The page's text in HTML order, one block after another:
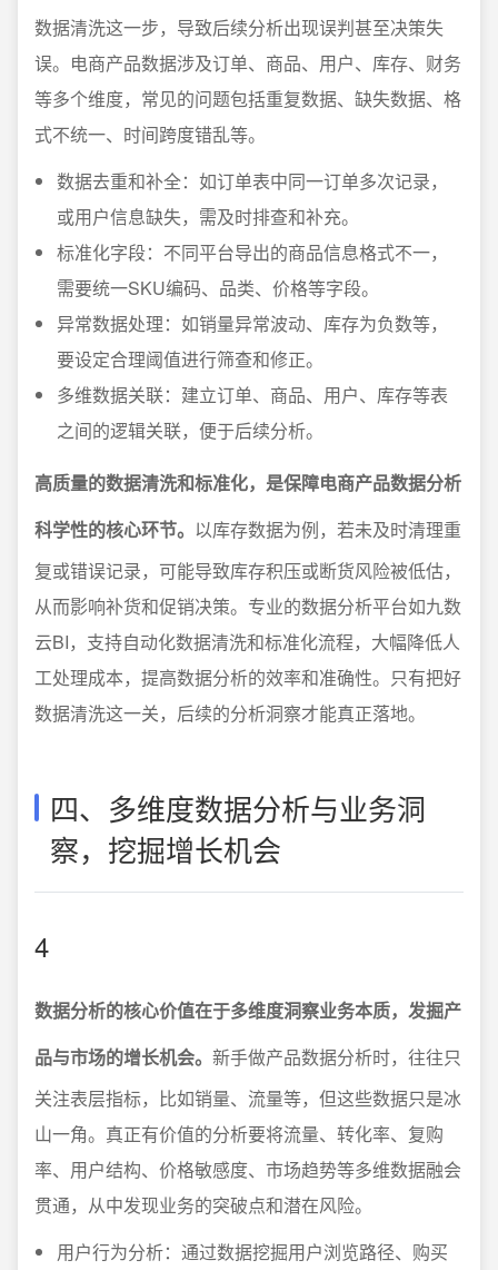
数据清洗这一步，导致后续分析出现误判甚至决策失
误。电商产品数据涉及订单、商品、用户、库存、财务
等多个维度，常见的问题包括重复数据、缺失数据、格
式不统一、时间跨度错乱等。
数据去重和补全：如订单表中同一订单多次记录，
或用户信息缺失，需及时排查和补充。
标准化字段：不同平台导出的商品信息格式不一，
需要统一SKU编码、品类、价格等字段。
异常数据处理：如销量异常波动、库存为负数等，
要设定合理阈值进行筛查和修正。
多维数据关联：建立订单、商品、用户、库存等表
之间的逻辑关联，便于后续分析。
高质量的数据清洗和标准化，是保障电商产品数据分析
科学性的核心环节。 以库存数据为例，若未及时清理重
复或错误记录，可能导致库存积压或断货风险被低估，
从而影响补货和促销决策。专业的数据分析平台如九数
云BI，支持自动化数据清洗和标准化流程，大幅降低人
工处理成本，提高数据分析的效率和准确性。只有把好
数据清洗这一关，后续的分析洞察才能真正落地。
四、多维度数据分析与业务洞
察，挖掘增长机会
4
数据分析的核心价值在于多维度洞察业务本质，发掘产
品与市场的增长机会。 新手做产品数据分析时，往往只
关注表层指标，比如销量、流量等，但这些数据只是冰
山一角。真正有价值的分析要将流量、转化率、复购
率、用户结构、价格敏感度、市场趋势等多维数据融会
贯通，从中发现业务的突破点和潜在风险。
用户行为分析：通过数据挖掘用户浏览路径、购买